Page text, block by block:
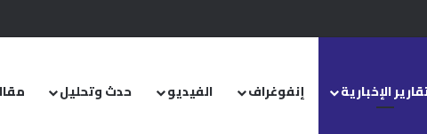
ومشروع قانون خاص إلى مجلس الشعب
الإخبارية إنفوغراف الفيديو حدث وتحليل